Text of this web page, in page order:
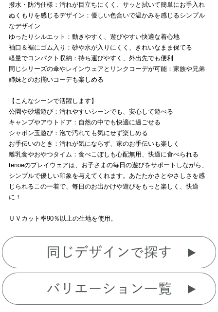
撥水・防汚仕様：汚れが目立ちにくく、サッと拭いて簡単にお手入れ
ぬくもりを感じるデザイン：優しい色合いで温かみを感じるシンプル
なデザイン
ゆったりシルエット：動きやすく、遊びやすい快適な着心地
袖口＆裾にゴム入り：砂や水が入りにくく、きれいなまま保てる
軽量でコンパクト収納：持ち運びやすく、外出先でも便利
同じシリーズの傘やレインウェアとリンクコーデが可能：家族や兄弟
姉妹とのお揃いコーデも楽しめる
【こんなシーンで活躍します】
公園や砂場遊び：汚れやすいシーンでも、安心して遊べる
キャンプやアウトドア：自然の中でも快適に過ごせる
シャボン玉遊び：泡で汚れても気にせず楽しめる
お手伝いのとき：汚れが気にならず、家のお手伝いも楽しく
離乳食やおやつタイム：食べこぼしも心配無用、快適に食べられる
tenoeのプレイウェアは、お子さまの毎日の遊びをサポートしながら、
シンプルで優しい印象を与えてくれます。あたたかさとやさしさを感
じられるこの一着で、毎日のお出かけや遊びをもっと楽しく、快適
に！
ＵＶカット率90％以上の生地を使用。